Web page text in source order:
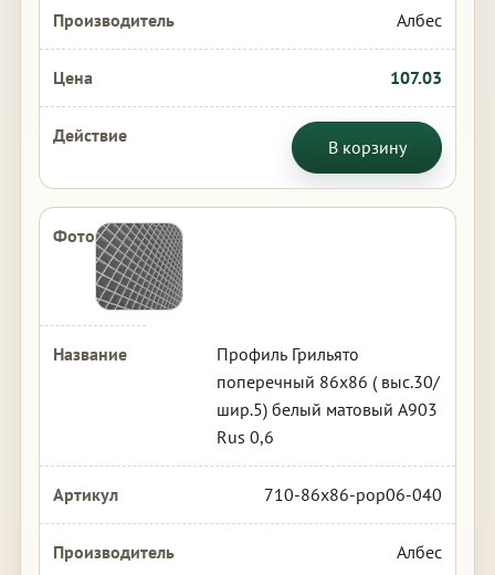
Албес
107.03
В корзину
Профиль Грильято
поперечный 86х86 ( выс.30/
шир.5) белый матовый А903
Rus 0,6
710-86x86-pop06-040
Албес